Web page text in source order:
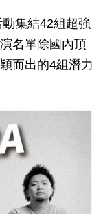
集結42組超強
名單除國內頂
而出的4組潛力